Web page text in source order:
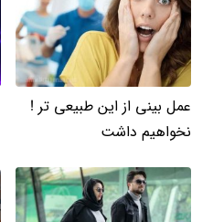
عمل بینی از این طبیعی تر !
نخواهیم داشت